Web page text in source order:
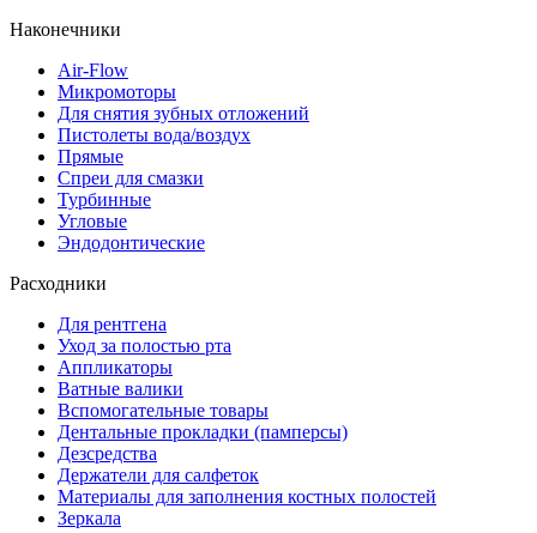
Наконечники
Air-Flow
Микромоторы
Для снятия зубных отложений
Пистолеты вода/воздух
Прямые
Спреи для смазки
Турбинные
Угловые
Эндодонтические
Расходники
Для рентгена
Уход за полостью рта
Аппликаторы
Ватные валики
Вспомогательные товары
Дентальные прокладки (памперсы)
Дезсредства
Держатели для салфеток
Материалы для заполнения костных полостей
Зеркала